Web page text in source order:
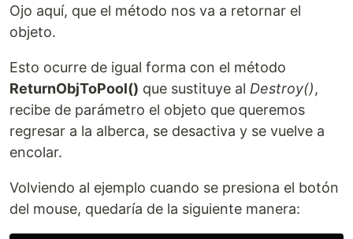
Ojo aquí, que el método nos va a retornar el
objeto.
Esto ocurre de igual forma con el método
ReturnObjToPool() que sustituye al Destroy(),
recibe de parámetro el objeto que queremos
regresar a la alberca, se desactiva y se vuelve a
encolar.
Volviendo al ejemplo cuando se presiona el botón
del mouse, quedaría de la siguiente manera: